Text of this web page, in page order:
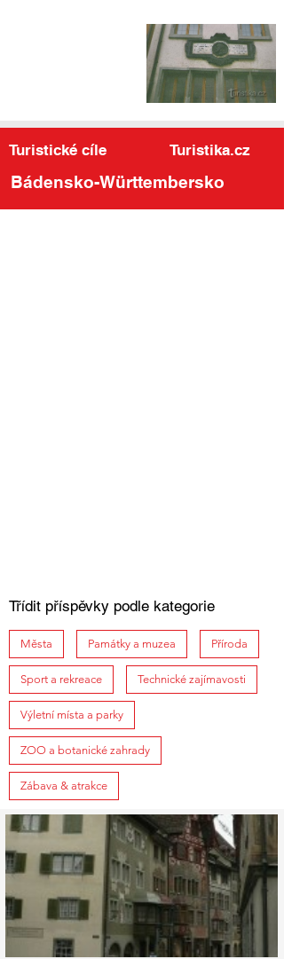
Turistické cíle Turistika.cz
Bádensko-Württembersko
Třídit příspěvky podle kategorie
Města Památky a muzea Příroda
Sport a rekreace Technické zajímavosti
Výletní místa a parky
ZOO a botanické zahrady
Zábava & atrakce